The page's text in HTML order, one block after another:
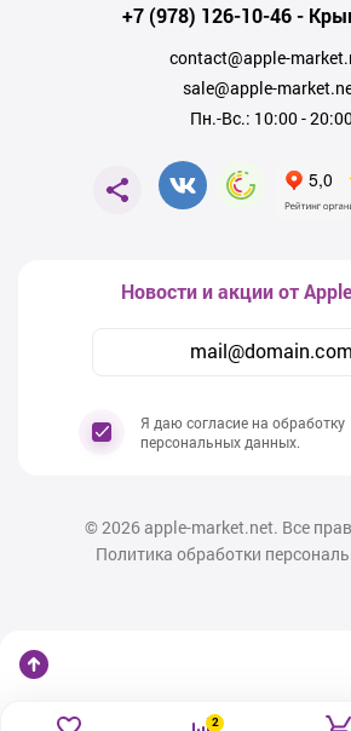
+7 (978) 126-10-46-
contact@apple-
sale@apple-
Пн.-Вс.: 10:00 -
Новости и акции от
Я даю согласие на обработку
персональных данных.
© 2026apple-market.net. Все
Политика обработки
2